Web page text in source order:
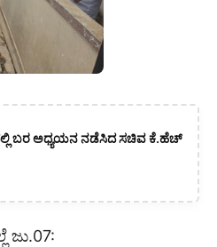
ಬರ ಅಧ್ಯಯನ ನಡೆಸಿದ ಸಚಿವ ಕೆ.ಹೆಚ್
ಜು.07: